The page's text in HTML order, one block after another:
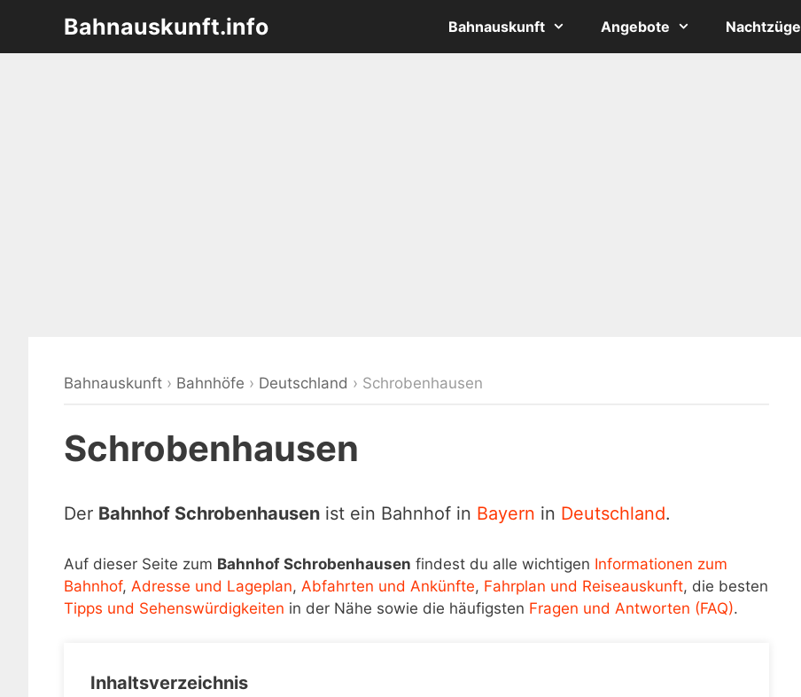
springen
Bahnauskunft.info Bahnauskunft Angebote Nachtzüge
Bahnauskunft › Bahnhöfe › Deutschland › Schrobenhausen
Schrobenhausen
Der Bahnhof Schrobenhausen ist ein Bahnhof in Bayern in Deutschland.
Auf dieser Seite zum Bahnhof Schrobenhausen findest du alle wichtigen Informationen zum
Bahnhof, Adresse und Lageplan, Abfahrten und Ankünfte, Fahrplan und Reiseauskunft, die besten
Tipps und Sehenswürdigkeiten in der Nähe sowie die häufigsten Fragen und Antworten (FAQ).
Inhaltsverzeichnis